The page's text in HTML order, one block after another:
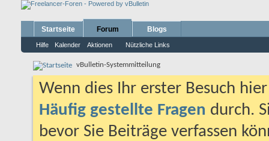
Startseite Forum
Hilfe Kalender Aktionen Nützliche Links
Blogs
vBulletin-Systemmitteilung
Wenn dies Ihr erster Besuch
Häufig gestellte Fragen durch.
bevor Sie Beiträge verfassen